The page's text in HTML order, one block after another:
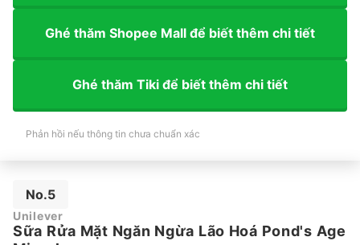
Ghé thăm Shopee Mall để biết thêm chi tiết
Ghé thăm Tiki để biết thêm chi tiết
Phản hồi nếu thông tin chưa chuẩn xác
No.5
Unilever
Sữa Rửa Mặt Ngăn Ngừa Lão Hoá Pond's Age